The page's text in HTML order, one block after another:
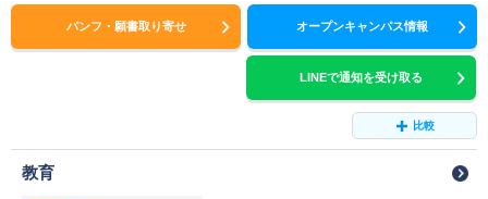
パンフ・願書取り寄せ オープンキャンパス情報
LINEで通知を受け取る
比較
教育